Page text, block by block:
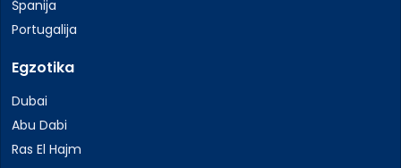
Španija
Portugalija
Egzotika
Dubai
Abu Dabi
Ras El Hajm